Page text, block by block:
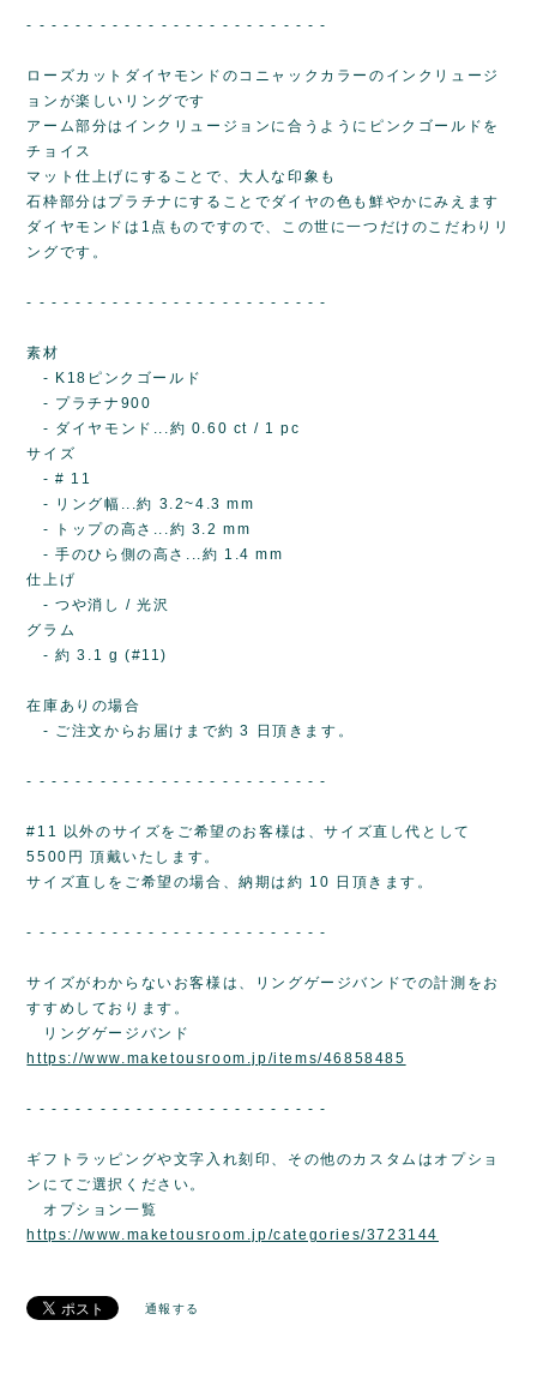
- - - - - - - - - - - - - - - - - - - - - - - - -
ローズカットダイヤモンドのコニャックカラーのインクリュージ
ョンが楽しいリングです
アーム部分はインクリュージョンに合うようにピンクゴールドを
チョイス
マット仕上げにすることで、大人な印象も
石枠部分はプラチナにすることでダイヤの色も鮮やかにみえます
ダイヤモンドは1点ものですので、この世に一つだけのこだわりリ
ングです。
- - - - - - - - - - - - - - - - - - - - - - - - -
素材
- K18ピンクゴールド
- プラチナ900
- ダイヤモンド...約 0.60 ct / 1 pc
サイズ
- # 11
- リング幅...約 3.2~4.3 mm
- トップの高さ...約 3.2 mm
- 手のひら側の高さ...約 1.4 mm
仕上げ
- つや消し / 光沢
グラム
- 約 3.1 g (#11)
在庫ありの場合
- ご注文からお届けまで約 3 日頂きます。
- - - - - - - - - - - - - - - - - - - - - - - - -
#11 以外のサイズをご希望のお客様は、サイズ直し代として
5500円 頂戴いたします。
サイズ直しをご希望の場合、納期は約 10 日頂きます。
- - - - - - - - - - - - - - - - - - - - - - - - -
サイズがわからないお客様は、リングゲージバンドでの計測をお
すすめしております。
リングゲージバンド
https://www.maketousroom.jp/items/46858485
- - - - - - - - - - - - - - - - - - - - - - - - -
ギフトラッピングや文字入れ刻印、その他のカスタムはオプショ
ンにてご選択ください。
オプション一覧
https://www.maketousroom.jp/categories/3723144
通報する